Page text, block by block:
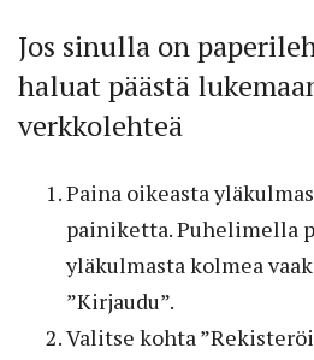
Jos sinulla on
haluat päästä
verkkolehteä
Paina oikeasta
painiketta. Puhelimella
yläkulmasta kolmea
”Kirjaudu”.
Valitse kohta